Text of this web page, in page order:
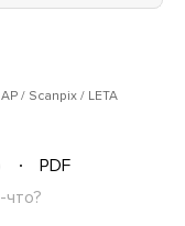
/ Scanpix / LETA
PDF
что?